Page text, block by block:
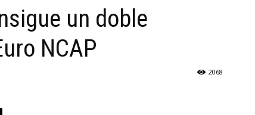
un doble
NCAP
2068